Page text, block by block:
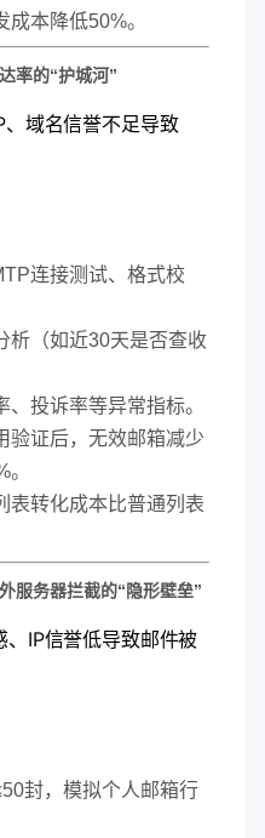
本降低50%。
率的“护城河”​
域名信誉不足导致
连接测试、格式校
析（如近30天是否查收
、投诉率等异常指标。
验证后，无效邮箱减少
表转化成本比普通列表
务器拦截的“隐形壁垒”​
IP信誉低导致邮件被
封，模拟个人邮箱行